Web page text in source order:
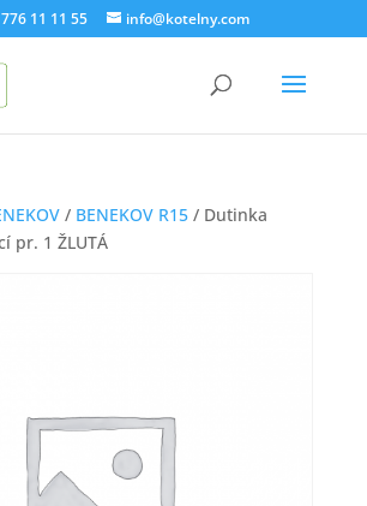
11 11 55 info@kotelny.com
/ BENEKOV R15/ Dutinka
pr. 1 ŽLUTÁ